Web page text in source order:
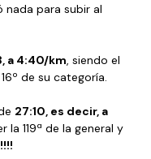
nada para subir al
a 4:40/km, siendo el
de su categoría.
27:10, es decir, a
la 119ª de la general y